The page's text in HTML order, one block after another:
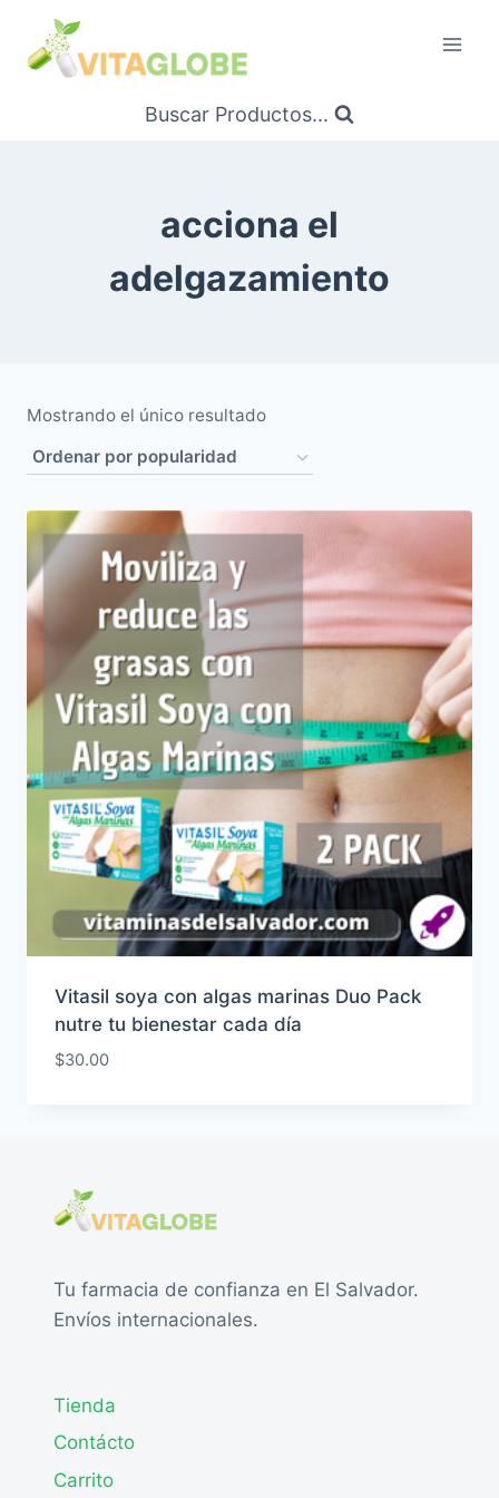
Contenido
Buscar Productos...
acciona el
adelgazamiento
Mostrando el único resultado
Vitasil soya con algas marinas Duo Pack
nutre tu bienestar cada día
$30.00
Tu farmacia de confianza en El Salvador.
Envíos internacionales.
Tienda
Contácto
Carrito